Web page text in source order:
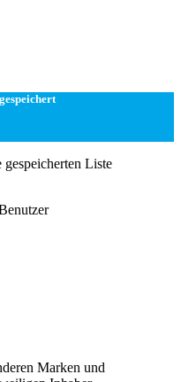
Liste
Marken und